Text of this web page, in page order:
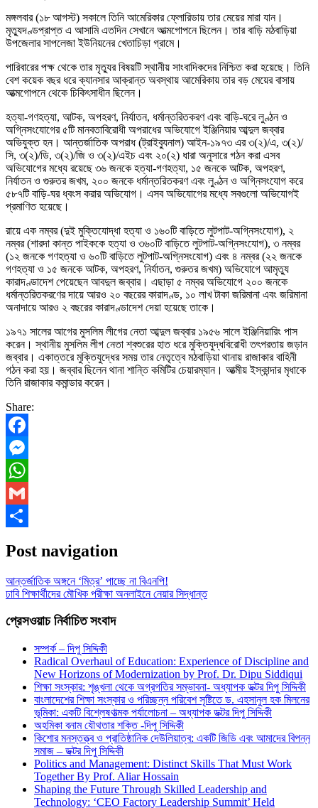
মঙ্গলবার (১৮ আগস্ট) সকালে তিনি আমেরিকার ফ্লোরিডায় তার মেয়ের মারা যান।
মৃত্যুদণ্ডপ্রাপ্ত এ আসামি এতদিন সেখানে আত্মগোপনে ছিলেন। তার বাড়ি মঠবাড়িয়া
উপজেলার সাপলেজা ইউনিয়নের খেতাচিড়া গ্রামে।
পারিবারের পক্ষ থেকে তার মৃত্যুর বিষয়টি স্থানীয় সাংবাদিকদের নিশ্চিত করা হয়েছে। তিনি
বেশ কয়েক বছর ধরে ক্যানসার আক্রান্ত অবস্থায় আমেরিকায় তার বড় মেয়ের বাসায়
আত্মগোপনে থেকে চিকিৎসাধীন ছিলেন।
হত্যা-গণহত্যা, আটক, অপহরণ, নির্যাতন, ধর্মান্তরিতকরণ এবং বাড়ি-ঘরে লুণ্ঠন ও
অগ্নিসংযোগের ৫টি মানবতাবিরোধী অপরাধের অভিযোগে ইঞ্জিনিয়ার আব্দুল জব্বার
অভিযুক্ত হন। আন্তর্জাতিক অপরাধ (ট্রাইব্যুনাল) আইন-১৯৭৩ এর ৩(২)/এ, ৩(২)/
সি, ৩(২)/ডি, ৩(২)/জি ও ৩(২)/এইচ এবং ২০(২) ধারা অনুসারে গঠন করা এসব
অভিযোগের মধ্যে রয়েছে ৩৬ জনকে হত্যা-গণহত্যা, ১৫ জনকে আটক, অপহরণ,
নির্যাতন ও গুরুতর জখম, ২০০ জনকে ধর্মান্তরিতকরণ এবং লুণ্ঠন ও অগ্নিসংযোগ করে
৫৮৭টি বাড়ি-ঘর ধ্বংস করার অভিযোগ। এসব অভিযোগের মধ্যে সবগুলো অভিযোগই
প্রমাণিত হয়েছে।
রায়ে এক নম্বর (দুই মুক্তিযোদ্ধা হত্যা ও ১৬০টি বাড়িতে লুটপাট-অগ্নিসংযোগ), ২
নম্বর (শারদা কান্ত পাইককে হত্যা ও ৩৬০টি বাড়িতে লুটপাট-অগ্নিসংযোগ), ৩ নম্বর
(১২ জনকে গণহত্যা ও ৬০টি বাড়িতে লুটপাট-অগ্নিসংযোগ) এবং ৪ নম্বর (২২ জনকে
গণহত্যা ও ১৫ জনকে আটক, অপহরণ, নির্যাতন, গুরুতর জখম) অভিযোগে আমৃত্যু
কারাদণ্ডাদেশ পেয়েছেন আবদুল জব্বার। এছাড়া ৫ নম্বর অভিযোগে ২০০ জনকে
ধর্মান্তরিতকরণের দায়ে আরও ২০ বছরের কারাদণ্ড, ১০ লাখ টাকা জরিমানা এবং জরিমানা
অনাদায়ে আরও ২ বছরের কারাদণ্ডাদেশ দেয়া হয়েছে তাকে।
১৯৭১ সালের আগের মুসলিম লীগের নেতা আব্দুল জব্বার ১৯৫৬ সালে ইঞ্জিনিয়ারিং পাস
করেন। স্থানীয় মুসলিম লীগ নেতা শ্বশুরের হাত ধরে মুক্তিযুদ্ধবিরোধী তৎপরতায় জড়ান
জব্বার। একাত্তরে মুক্তিযুদ্ধের সময় তার নেতৃত্বে মঠবাড়িয়া থানায় রাজাকার বাহিনী
গঠন করা হয়। জব্বার ছিলেন থানা শান্তি কমিটির চেয়ারম্যান। আত্মীয় ইস্কান্দার মৃধাকে
তিনি রাজাকার কমান্ডার করেন।
Share:
Facebook
Messenger
WhatsApp
Gmail
Post navigation
আন্তর্জাতিক অঙ্গনে ‘মিত্র’ পাচ্ছে না বিএনপি!
ঢাবি শিক্ষার্থীদের মৌখিক পরীক্ষা অনলাইনে নেয়ার সিদ্ধান্ত
প্রেসওয়াচ নির্বাচিত সংবাদ
সম্পর্ক – দিপু সিদ্দিকী
Radical Overhaul of Education: Experience of Discipline and
New Horizons of Modernization by Prof. Dr. Dipu Siddiqui
শিক্ষা সংস্কার: শৃঙ্খলা থেকে অগ্রগতির সম্ভাবনা- অধ্যাপক ডক্টর দিপু সিদ্দিকী
বাংলাদেশের শিক্ষা সংস্কার ও পরিচ্ছন্ন পরিবেশ সৃষ্টিতে ড. এহসানুল হক মিলনের
ভূমিকা: একটি বিশ্লেষণাত্মক পর্যালোচনা – অধ্যাপক ডক্টর দিপু সিদ্দিকী
অহমিকা বনাম যৌথতার শক্তি -দিপু সিদ্দিকী
কিশোর মনস্তত্ত্ব ও প্রাতিষ্ঠানিক দেউলিয়াত্ব: একটি জিডি এবং আমাদের বিপন্ন
সমাজ – ডক্টর দিপু সিদ্দিকী
Politics and Management: Distinct Skills That Must Work
Together By Prof. Aliar Hossain
Shaping the Future Through Skilled Leadership and
Technology: ‘CEO Factory Leadership Summit’ Held